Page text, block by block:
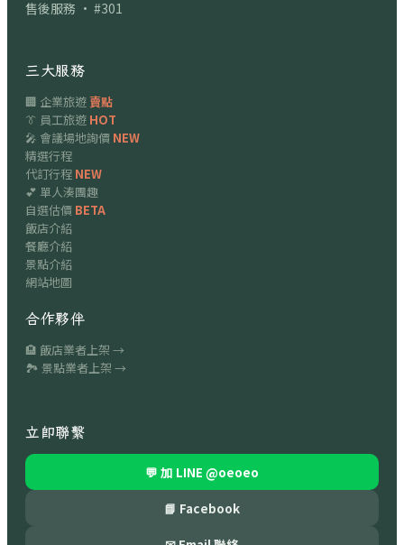
售後服務 · #301
三大服務
🏢 企業旅遊賣點
👔 員工旅遊 HOT
🎤 會議場地詢價 NEW
精選行程
代訂行程 NEW
💕 單人湊團趣
自選估價 BETA
飯店介紹
餐廳介紹
景點介紹
網站地圖
合作夥伴
🏨 飯店業者上架 →
🏞 景點業者上架 →
立即聯繫
💬 加 LINE @oeoeo
📘 Facebook